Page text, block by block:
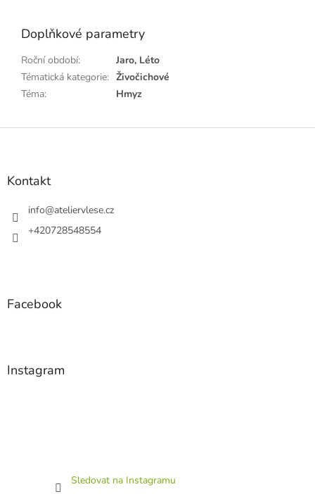
Doplňkové parametry
Roční období:
Jaro, Léto
Tématická kategorie: Živočichové
Téma: Hmyz
Z
Kontakt
info@ateliervlese.cz
+420728548554
Facebook
Instagram
Sledovat na Instagramu